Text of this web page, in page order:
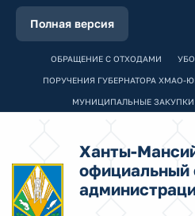
Полная версия
ОБРАЩЕНИЕ С ОТХОДАМИ
ПОРУЧЕНИЯ ГУБЕРНАТОРА ХМАО-
МУНИЦИПАЛЬНЫЕ ЗАКУПКИ
Ханты-
официальный